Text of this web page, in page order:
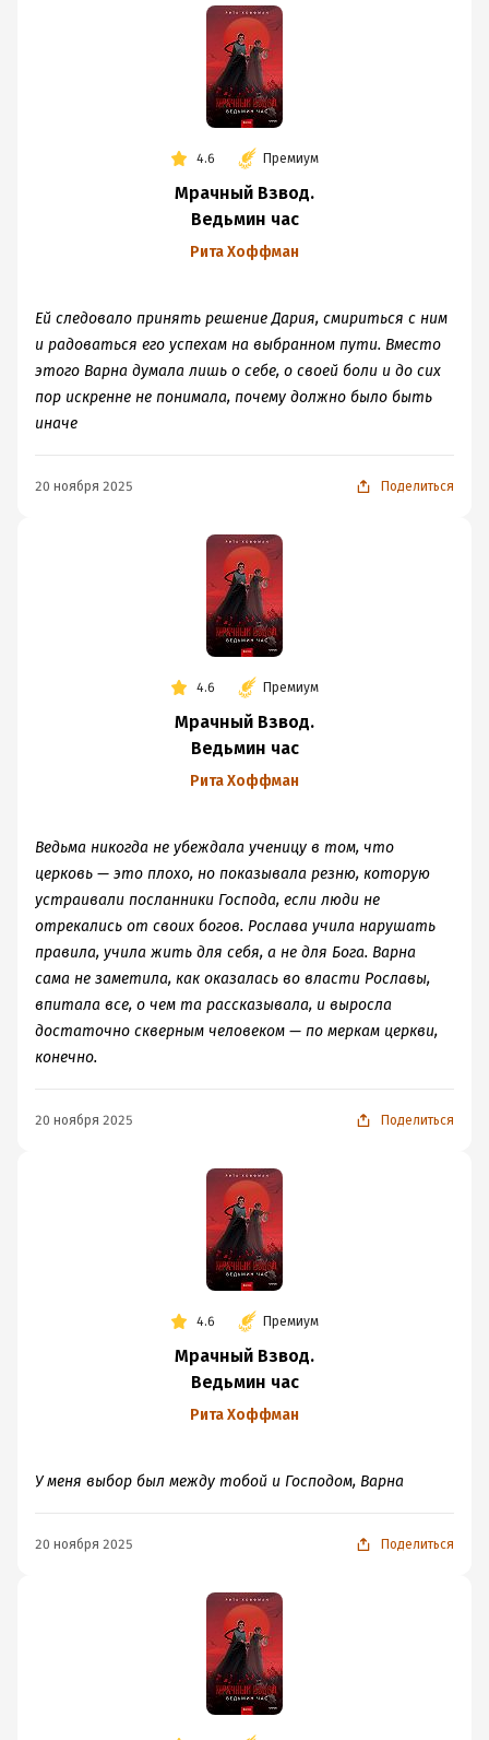
4.6 Премиум
Мрачный Взвод.
Ведьмин час
Рита Хоффман
Ей следовало принять решение Дария, смириться с ним
и радоваться его успехам на выбранном пути. Вместо
этого Варна думала лишь о себе, о своей боли и до сих
пор искренне не понимала, почему должно было быть
иначе
20 ноября 2025 Поделиться
4.6 Премиум
Мрачный Взвод.
Ведьмин час
Рита Хоффман
Ведьма никогда не убеждала ученицу в том, что
церковь — это плохо, но показывала резню, которую
устраивали посланники Господа, если люди не
отрекались от своих богов. Рослава учила нарушать
правила, учила жить для себя, а не для Бога. Варна
сама не заметила, как оказалась во власти Рославы,
впитала все, о чем та рассказывала, и выросла
достаточно скверным человеком — по меркам церкви,
конечно.
20 ноября 2025 Поделиться
4.6 Премиум
Мрачный Взвод.
Ведьмин час
Рита Хоффман
У меня выбор был между тобой и Господом, Варна
20 ноября 2025 Поделиться